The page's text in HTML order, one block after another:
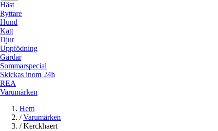
Häst
Ryttare
Hund
Katt
Djur
Uppfödning
Gårdar
Sommarspecial
Skickas inom 24h
REA
Varumärken
Hem
/ Varumärken
/ Kerckhaert